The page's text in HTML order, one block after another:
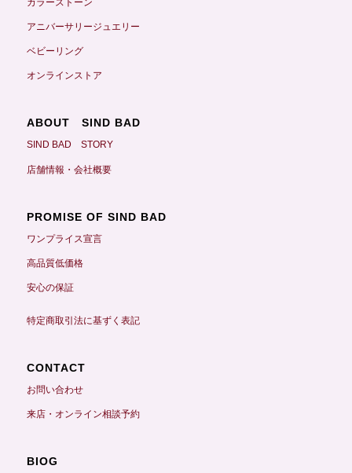
アニバーサリージュエリー
ベビーリング
オンラインストア
ABOUT SIND BAD
SIND BAD STORY
店舗情報・会社概要
PROMISE OF SIND BAD
ワンプライス宣言
高品質低価格
安心の保証
特定商取引法に基ずく表記
CONTACT
お問い合わせ
来店・オンライン相談予約
BIOG